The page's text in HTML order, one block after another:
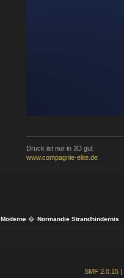
Druck ist nur in 3D gut
www.compagnie-elite.de
Moderne� Normandie Strandhindernis
SMF 2.0.15